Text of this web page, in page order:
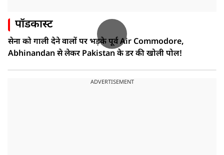
पॉडकास्ट
सेना को गाली देने वालों पर भड़के पूर्व Air Commodore,
Abhinandan से लेकर Pakistan के डर की खोली पोल!
ADVERTISEMENT